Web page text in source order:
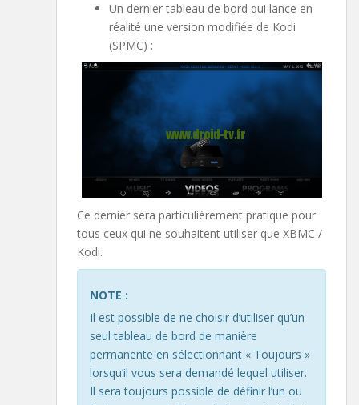
Un dernier tableau de bord qui lance en
réalité une version modifiée de Kodi
(SPMC) :
Ce dernier sera particulièrement pratique pour
tous ceux qui ne souhaitent utiliser que XBMC /
Kodi.
NOTE :
Il est possible de ne choisir d’utiliser qu’un
seul tableau de bord de manière
permanente en sélectionnant « Toujours »
lorsqu’il vous sera demandé lequel utiliser.
Il sera toujours possible de définir l’un ou